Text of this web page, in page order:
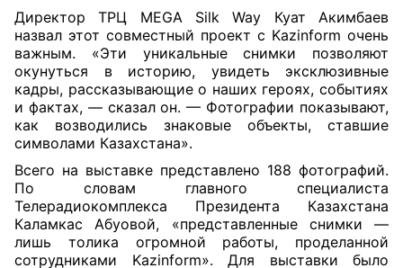
Директор ТРЦ MEGA Silk Way Куат Акимбаев
назвал этот совместный проект с Kazinform очень
важным. «Эти уникальные снимки позволяют
окунуться в историю, увидеть эксклюзивные
кадры, рассказывающие о наших героях, событиях
и фактах, — сказал он. — Фотографии показывают,
как возводились знаковые объекты, ставшие
символами Казахстана».
Всего на выставке представлено 188 фотографий.
По словам главного специалиста
Телерадиокомплекса Президента Казахстана
Каламкас Абуовой, «представленные снимки —
лишь толика огромной работы, проделанной
сотрудниками Kazinform». Для выставки было